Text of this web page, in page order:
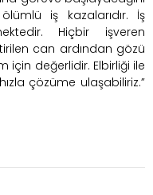
iş kazalarıdır. İş
Hiçbir işveren
can ardından gözü
için değerlidir. Elbirliği ile
çözüme ulaşabiliriz.”